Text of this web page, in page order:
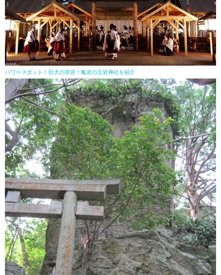
パワースポット！巨大の溶岩！亀岩の立岩神社を紹介